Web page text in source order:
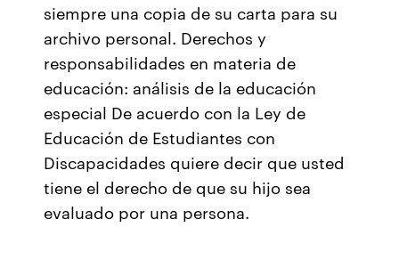
siempre una copia de su carta para su
archivo personal. Derechos y
responsabilidades en materia de
educación: análisis de la educación
especial De acuerdo con la Ley de
Educación de Estudiantes con
Discapacidades quiere decir que usted
tiene el derecho de que su hijo sea
evaluado por una persona.